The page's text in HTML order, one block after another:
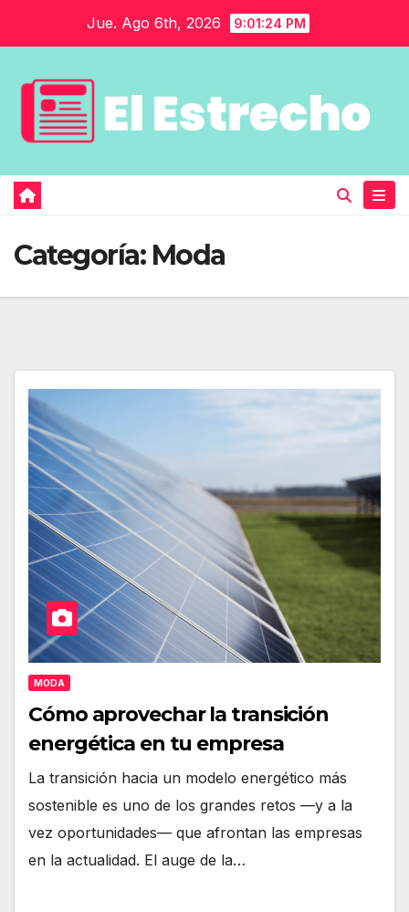
Jue. Ago 6th, 2026 9:01:25 PM
Categoría: Moda
MODA
Cómo aprovechar la transición
energética en tu empresa
La transición hacia un modelo energético más
sostenible es uno de los grandes retos —y a la
vez oportunidades— que afrontan las empresas
en la actualidad. El auge de la…